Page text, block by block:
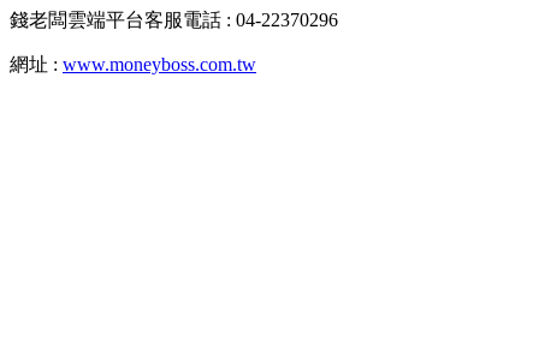
錢老闆雲端平台客服電話 : 04-22370296
網址 : www.moneyboss.com.tw